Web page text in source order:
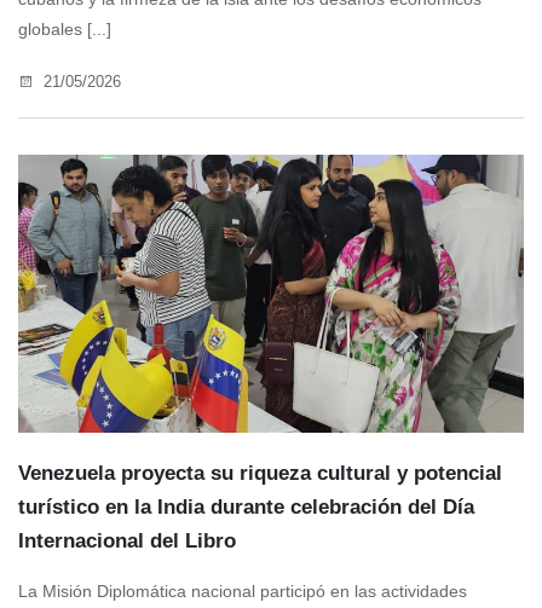
globales [...]
21/05/2026
Venezuela proyecta su riqueza cultural y potencial
turístico en la India durante celebración del Día
Internacional del Libro
La Misión Diplomática nacional participó en las actividades